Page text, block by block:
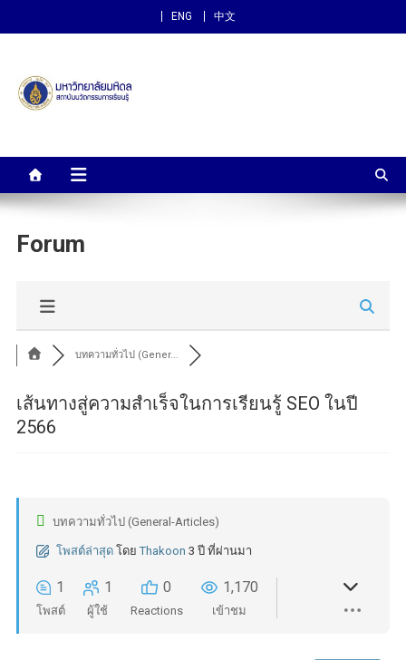
ENG 中文
สถาบันนวัตกรรมการเรียนรู้
Forum
บทความทั่วไป (Gener...
เส้นทางสู่ความสำเร็จในการเรียนรู้ SEO ในปี
2566
บทความทั่วไป (General-Articles)
โพสต์ล่าสุด โดย Thakoon 3 ปี ที่ผ่านมา
1
โพสต์
1
ผู้ใช้
0
Reactions
1,170
เข้าชม